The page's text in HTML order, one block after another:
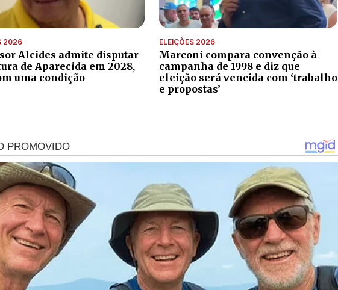
2026
Alcides admite disputar
de Aparecida em 2028,
uma condição
ELEIÇÕES 2026
Marconi compara convenção à
campanha de 1998 e diz que
eleição será vencida com ‘trabalho
e propostas’